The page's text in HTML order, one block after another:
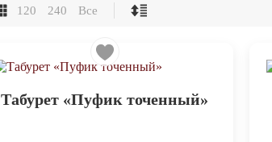
120 240 Все
Табурет «Пуфик точенный»